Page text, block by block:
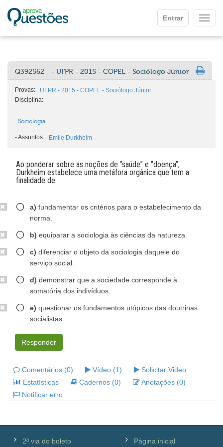
Entrar
Q392562 - UFPR - 2015 - COPEL - Sociólogo Júnior
Provas:
UFPR - 2015 - COPEL - Sociólogo Júnior
Disciplina:
Sociologia
-Assuntos: Emile Durkheim
Ao ponderar sobre as noções de “saúde” e “doença”,
Durkheim estabelece uma metáfora orgânica que tem a
finalidade de:
a) fundamentar os critérios para o estabelecimento da
norma.
b) equiparar a sociologia às ciências da natureza.
c) diferenciar o objeto da sociologia daquele do
serviço social.
d) demonstrar que a sociedade corresponde à
somatória dos indivíduos.
e) questionar os fundamentos utópicos das doutrinas
socialistas.
Responder
Comentários (0) Vídeo (1)
Solicitar Video
Estatísticas
Cadernos (0)
Anotações (0)
Notificar erro
2ª via do boleto Página inicial